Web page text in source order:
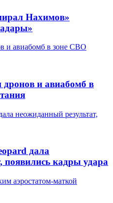
Нахимов»
и авиабомб в зоне СВО
дронов и авиабомб в
неожиданный результат,
дала
появились кадры удара
аэростатом-маткой